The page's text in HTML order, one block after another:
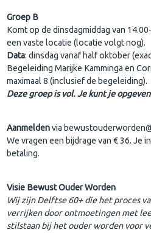
Groep B
Komt op de dinsdagmiddag van
een vaste locatie (locatie volgt nog).
Data: dinsdag vanaf half oktober
Begeleiding Marijke Kamminga en
maximaal 8 (inclusief de begeleiding).
Deze groep is vol. Je kunt je
Aanmeldenvia
We vragen een bijdrage van € 36. Je
betaling.
Visie Bewust Ouder Worden
Wij zijn Delftse 60+ die het proces
verrijken door ontmoetingen met
stilstaan bij het ouder worden voor